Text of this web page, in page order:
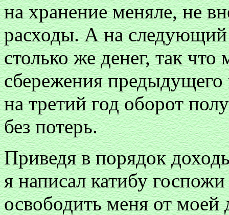
на хранение меняле, не
расходы. А на следующий
столько же денег, так
сбережения
на третий год оборот
без потерь.
Приведя в порядок
я написал катибу
освободить меня от